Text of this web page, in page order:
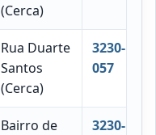
(Cerca)
Rua Duarte
Santos
(Cerca)
3230-
057
Bairro de
3230-